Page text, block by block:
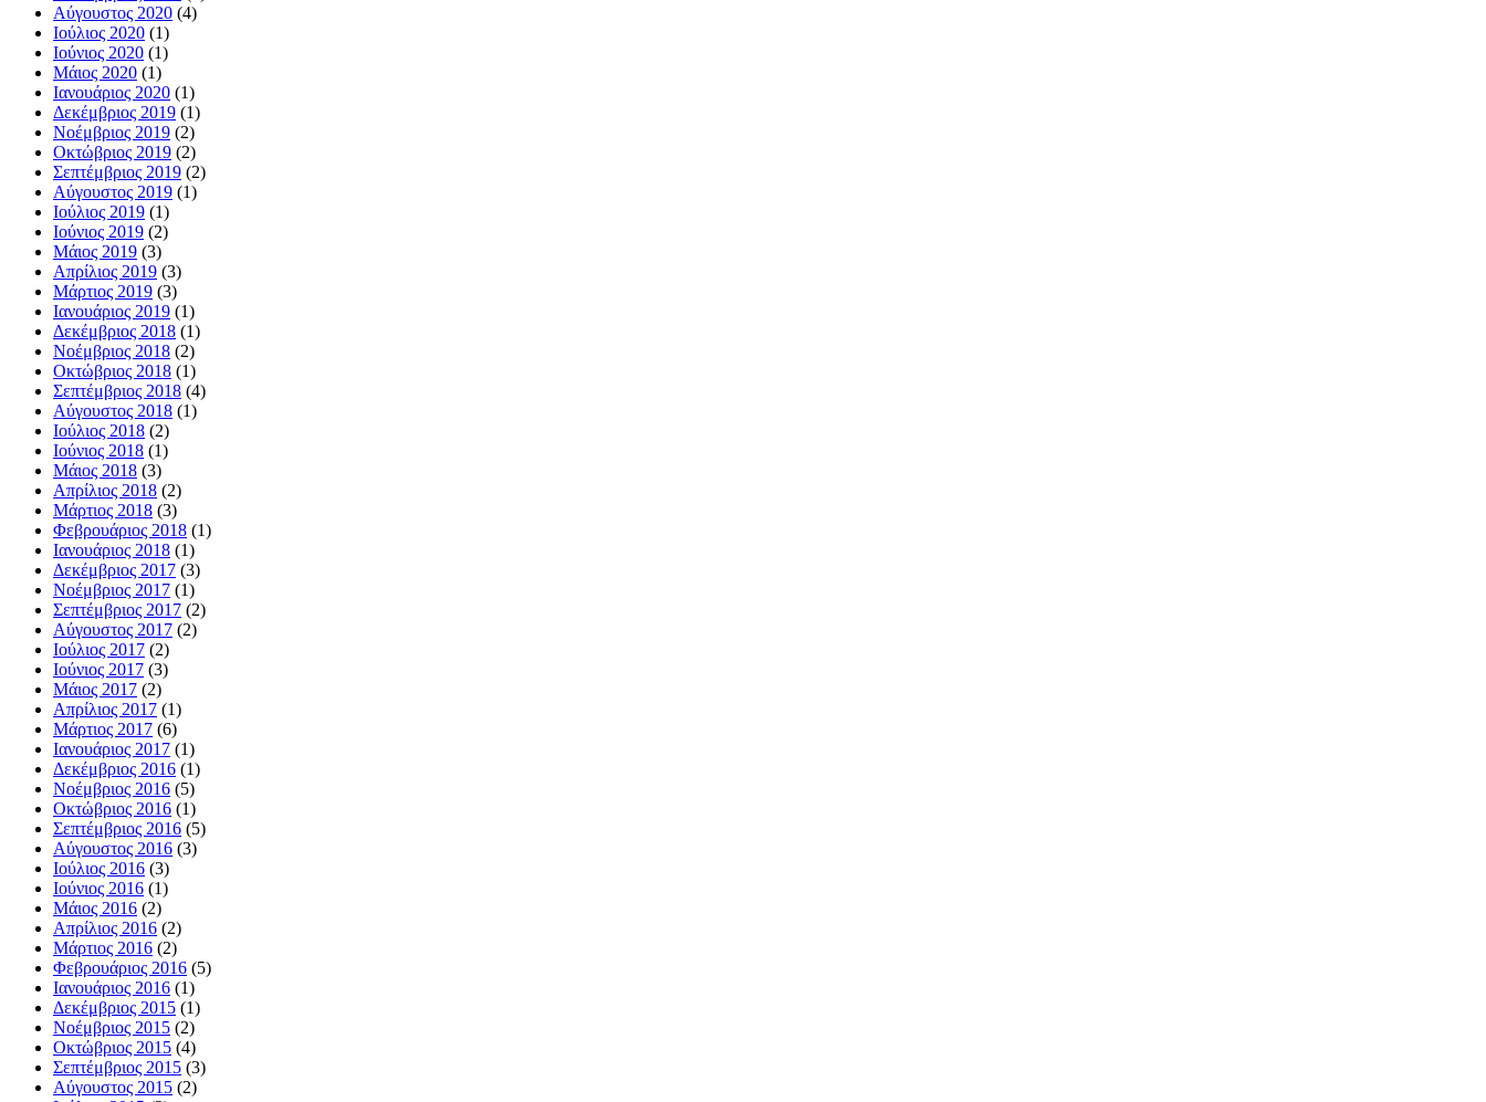
Αύγουστος 2020 (4)
Ιούλιος 2020 (1)
Ιούνιος 2020 (1)
Μάιος 2020 (1)
Ιανουάριος 2020 (1)
Δεκέμβριος 2019 (1)
Νοέμβριος 2019 (2)
Οκτώβριος 2019 (2)
Σεπτέμβριος 2019 (2)
Αύγουστος 2019 (1)
Ιούλιος 2019 (1)
Ιούνιος 2019 (2)
Μάιος 2019 (3)
Απρίλιος 2019 (3)
Μάρτιος 2019 (3)
Ιανουάριος 2019 (1)
Δεκέμβριος 2018 (1)
Νοέμβριος 2018 (2)
Οκτώβριος 2018 (1)
Σεπτέμβριος 2018 (4)
Αύγουστος 2018 (1)
Ιούλιος 2018 (2)
Ιούνιος 2018 (1)
Μάιος 2018 (3)
Απρίλιος 2018 (2)
Μάρτιος 2018 (3)
Φεβρουάριος 2018 (1)
Ιανουάριος 2018 (1)
Δεκέμβριος 2017 (3)
Νοέμβριος 2017 (1)
Σεπτέμβριος 2017 (2)
Αύγουστος 2017 (2)
Ιούλιος 2017 (2)
Ιούνιος 2017 (3)
Μάιος 2017 (2)
Απρίλιος 2017 (1)
Μάρτιος 2017 (6)
Ιανουάριος 2017 (1)
Δεκέμβριος 2016 (1)
Νοέμβριος 2016 (5)
Οκτώβριος 2016 (1)
Σεπτέμβριος 2016 (5)
Αύγουστος 2016 (3)
Ιούλιος 2016 (3)
Ιούνιος 2016 (1)
Μάιος 2016 (2)
Απρίλιος 2016 (2)
Μάρτιος 2016 (2)
Φεβρουάριος 2016 (5)
Ιανουάριος 2016 (1)
Δεκέμβριος 2015 (1)
Νοέμβριος 2015 (2)
Οκτώβριος 2015 (4)
Σεπτέμβριος 2015 (3)
Αύγουστος 2015 (2)